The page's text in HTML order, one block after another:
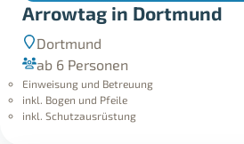
Arrowtag in Dortmund
Dortmund
ab 6 Personen
Einweisung und Betreuung
inkl. Bogen und Pfeile
inkl. Schutzausrüstung